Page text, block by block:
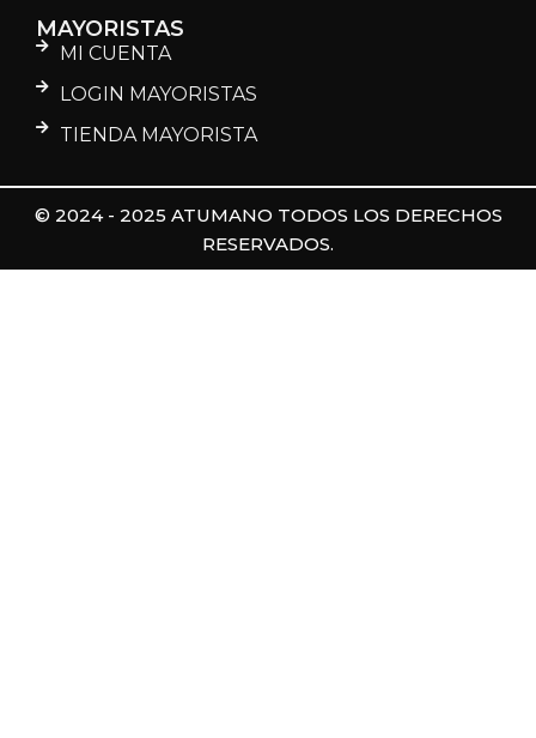
MAYORISTAS
MI CUENTA
LOGIN MAYORISTAS
TIENDA MAYORISTA
© 2024 - 2025 ATUMANO TODOS LOS DERECHOS
RESERVADOS.